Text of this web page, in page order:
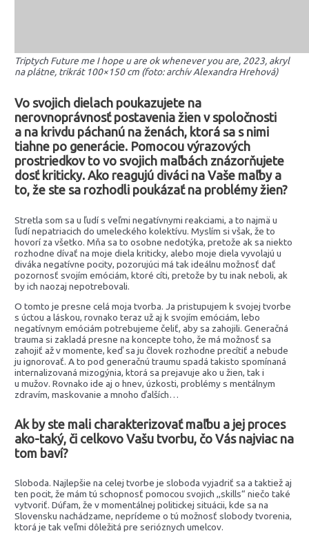
Triptych Future me I hope u are ok whenever you are, 2023, akryl
na plátne, trikrát 100×150 cm (foto: archív Alexandra Hrehová)
Vo svojich dielach poukazujete na
nerovnoprávnosť postavenia žien v spoločnosti
a na krivdu páchanú na ženách, ktorá sa s nimi
tiahne po generácie. Pomocou výrazových
prostriedkov to vo svojich maľbách znázorňujete
dosť kriticky. Ako reagujú diváci na Vaše maľby a
to, že ste sa rozhodli poukázať na problémy žien?
Stretla som sa u ľudí s veľmi negatívnymi reakciami, a to najmä u
ľudí nepatriacich do umeleckého kolektívu. Myslím si však, že to
hovorí za všetko. Mňa sa to osobne nedotýka, pretože ak sa niekto
rozhodne dívať na moje diela kriticky, alebo moje diela vyvolajú u
diváka negatívne pocity, pozorujúci má tak ideálnu možnosť dať
pozornosť svojím emóciám, ktoré cíti, pretože by tu inak neboli, ak
by ich naozaj nepotrebovali.
O tomto je presne celá moja tvorba. Ja pristupujem k svojej tvorbe
s úctou a láskou, rovnako teraz už aj k svojím emóciám, lebo
negatívnym emóciám potrebujeme čeliť, aby sa zahojili. Generačná
trauma si zakladá presne na koncepte toho, že má možnosť sa
zahojiť až v momente, keď sa ju človek rozhodne precítiť a nebude
ju ignorovať. A to pod generačnú traumu spadá takisto spomínaná
internalizovaná mizogýnia, ktorá sa prejavuje ako u žien, tak i
u mužov. Rovnako ide aj o hnev, úzkosti, problémy s mentálnym
zdravím, maskovanie a mnoho ďalších…
Ak by ste mali charakterizovať maľbu a jej proces
ako-taký, či celkovo Vašu tvorbu, čo Vás najviac na
tom baví?
Sloboda. Najlepšie na celej tvorbe je sloboda vyjadriť sa a taktiež aj
ten pocit, že mám tú schopnosť pomocou svojich ,,skills“ niečo také
vytvoriť. Dúfam, že v momentálnej politickej situácii, kde sa na
Slovensku nachádzame, neprídeme o tú možnosť slobody tvorenia,
ktorá je tak veľmi dôležitá pre serióznych umelcov.